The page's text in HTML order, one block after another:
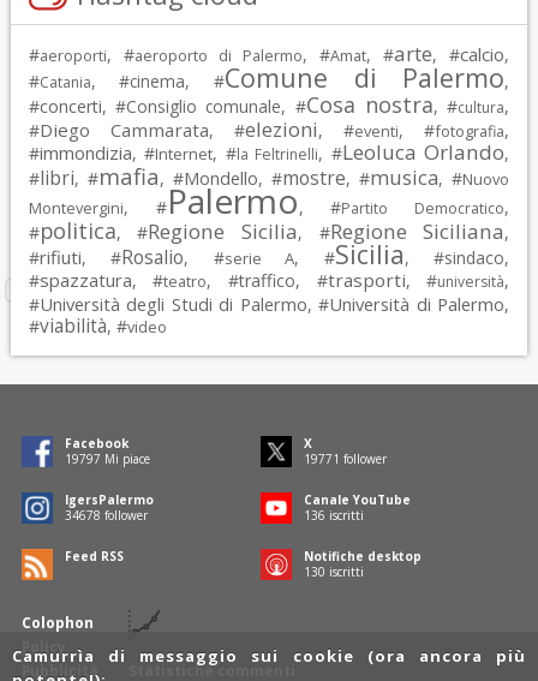
#aeroporti, #aeroporto di Palermo, #Amat, #arte, #calcio,
#Catania, #cinema, #Comune di Palermo,
#concerti, #Consiglio comunale, #Cosa nostra, #cultura,
#Diego Cammarata, #elezioni, #eventi, #fotografia,
#immondizia, #Internet, #la Feltrinelli, #Leoluca Orlando,
#libri, #mafia, #Mondello, #mostre, #musica, #Nuovo
Montevergini, #Palermo, #Partito Democratico,
#politica, #Regione Sicilia, #Regione Siciliana,
#rifiuti, #Rosalio, #serie A, #Sicilia, #sindaco,
#spazzatura, #teatro, #traffico, #trasporti, #università,
#Università degli Studi di Palermo, #Università di Palermo,
#viabilità, #video
Colophon
Policy
Pubblicità
Statistiche commenti
Facebook
19797 Mi piace
X
19771 follower
IgersPalermo
34678 follower
Canale YouTube
136 iscritti
Feed RSS
Notifiche desktop
130 iscritti
Camurrìa di messaggio sui cookie (ora ancora più